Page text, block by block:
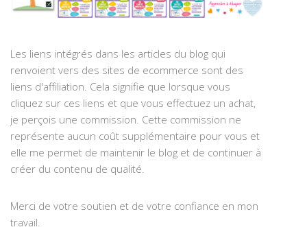
Les liens intégrés dans les articles du blog qui
renvoient vers des sites de ecommerce sont des
liens d'affiliation. Cela signifie que lorsque vous
cliquez sur ces liens et que vous effectuez un achat,
je perçois une commission. Cette commission ne
représente aucun coût supplémentaire pour vous et
elle me permet de maintenir le blog et de continuer à
créer du contenu de qualité.
Merci de votre soutien et de votre confiance en mon
travail.